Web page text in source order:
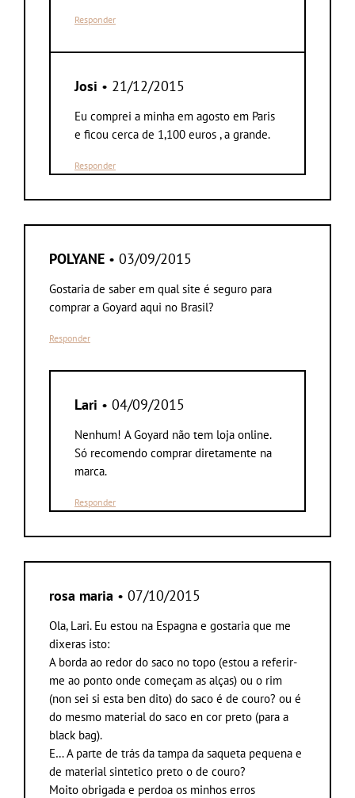
Responder
Josi • 21/12/2015
Eu comprei a minha em agosto em Paris
e ficou cerca de 1,100 euros , a grande.
Responder
POLYANE • 03/09/2015
Gostaria de saber em qual site é seguro para
comprar a Goyard aqui no Brasil?
Responder
Lari • 04/09/2015
Nenhum! A Goyard não tem loja online.
Só recomendo comprar diretamente na
marca.
Responder
rosa maria • 07/10/2015
Ola, Lari. Eu estou na Espagna e gostaria que me
dixeras isto:
A borda ao redor do saco no topo (estou a referir-
me ao ponto onde começam as alças) ou o rim
(non sei si esta ben dito) do saco é de couro? ou é
do mesmo material do saco en cor preto (para a
black bag).
E… A parte de trás da tampa da saqueta pequena e
de material sintetico preto o de couro?
Moito obrigada e perdoa os minhos erros